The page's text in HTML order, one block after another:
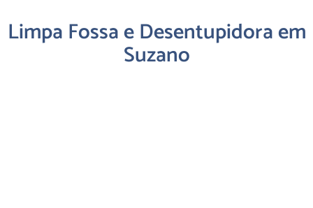
Limpa Fossa e Desentupidora em
Suzano